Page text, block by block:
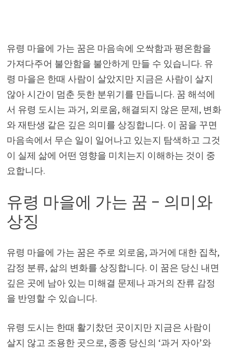
유령 마을에 가는 꿈은 마음속에 오싹함과 평온함을
가져다주어 불안함을 불안하게 만들 수 있습니다. 유
령 마을은 한때 사람이 살았지만 지금은 사람이 살지
않아 시간이 멈춘 듯한 분위기를 만듭니다. 꿈 해석에
서 유령 도시는 과거, 외로움, 해결되지 않은 문제, 변화
와 재탄생 같은 깊은 의미를 상징합니다. 이 꿈을 꾸면
마음속에서 무슨 일이 일어나고 있는지 탐색하고 그것
이 실제 삶에 어떤 영향을 미치는지 이해하는 것이 중
요합니다.
유령 마을에 가는 꿈 – 의미와
상징
유령 마을에 가는 꿈은 주로 외로움, 과거에 대한 집착,
감정 분류, 삶의 변화를 상징합니다. 이 꿈은 당신 내면
깊은 곳에 남아 있는 미해결 문제나 과거의 잔류 감정
을 반영할 수 있습니다.
유령 도시는 한때 활기찼던 곳이지만 지금은 사람이
살지 않고 조용한 곳으로, 종종 당신의 ‘과거 자아’와